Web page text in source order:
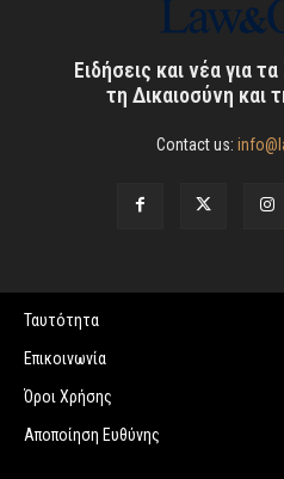
Ειδήσεις και νέα για
τη Δικαιοσύνη και
Contact us:
Ταυτότητα
Επικοινωνία
Όροι Χρήσης
Αποποίηση Ευθύνης